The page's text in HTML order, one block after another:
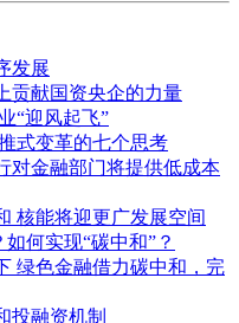
发展
贡献国资央企的力量
“迎风起飞”
式变革的七个思考
对金融部门将提供低成本
核能将迎更广发展空间
何实现“碳中和”？
绿色金融借力碳中和，完
投融资机制